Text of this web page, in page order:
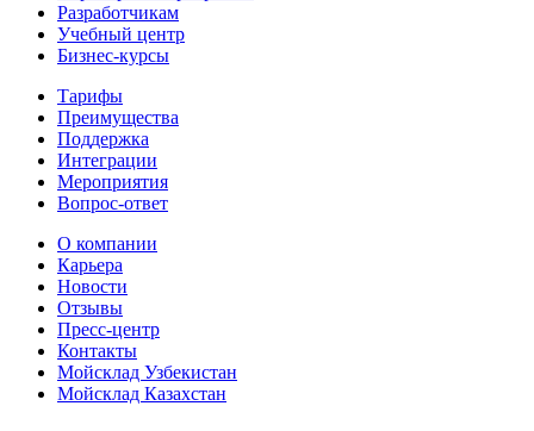
Разработчикам
Учебный центр
Бизнес‑курсы
Тарифы
Преимущества
Поддержка
Интеграции
Мероприятия
Вопрос-ответ
О компании
Карьера
Новости
Отзывы
Пресс-центр
Контакты
Мойсклад Узбекистан
Мойсклад Казахстан